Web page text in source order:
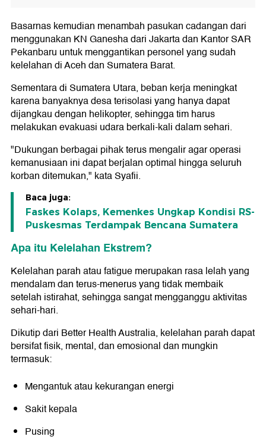
Basarnas kemudian menambah pasukan cadangan dari
menggunakan KN Ganesha dari Jakarta dan Kantor SAR
Pekanbaru untuk menggantikan personel yang sudah
kelelahan di Aceh dan Sumatera Barat.
Sementara di Sumatera Utara, beban kerja meningkat
karena banyaknya desa terisolasi yang hanya dapat
dijangkau dengan helikopter, sehingga tim harus
melakukan evakuasi udara berkali-kali dalam sehari.
"Dukungan berbagai pihak terus mengalir agar operasi
kemanusiaan ini dapat berjalan optimal hingga seluruh
korban ditemukan," kata Syafii.
Baca juga:
Faskes Kolaps, Kemenkes Ungkap Kondisi RS-
Puskesmas Terdampak Bencana Sumatera
Apa itu Kelelahan Ekstrem?
Kelelahan parah atau fatigue merupakan rasa lelah yang
mendalam dan terus-menerus yang tidak membaik
setelah istirahat, sehingga sangat mengganggu aktivitas
sehari-hari.
Dikutip dari Better Health Australia, kelelahan parah dapat
bersifat fisik, mental, dan emosional dan mungkin
termasuk:
Mengantuk atau kekurangan energi
Sakit kepala
Pusing